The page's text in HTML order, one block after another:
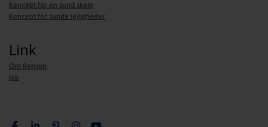
Koncept for en sund skole
Koncept for sunde lejligheder
Link
Om Renson
Job